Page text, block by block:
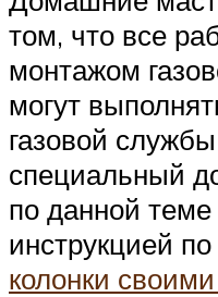
том, что все
монтажом
могут
газовой
специальный
по данной
инструкцией
колонки